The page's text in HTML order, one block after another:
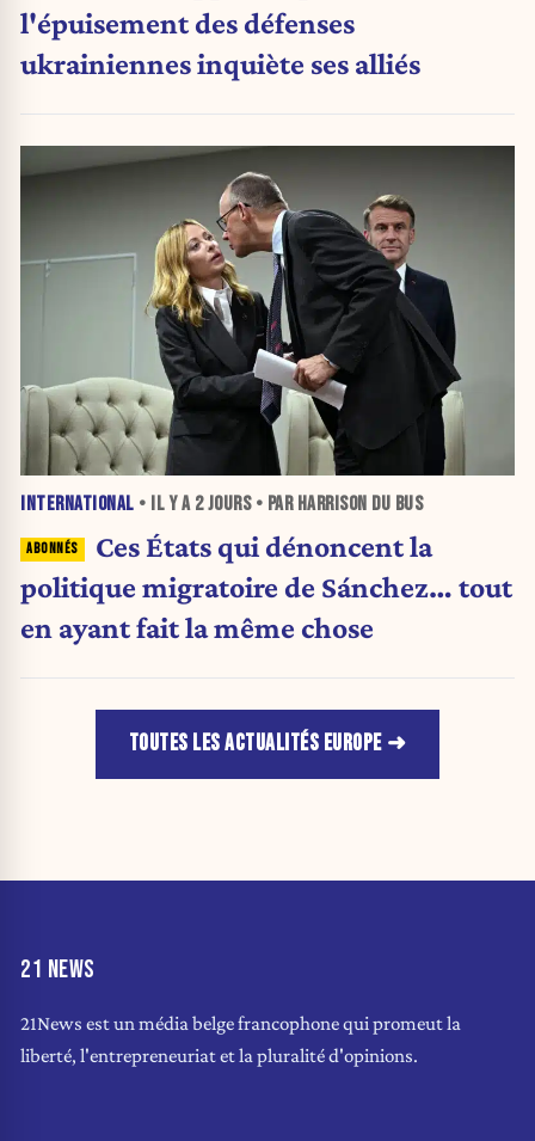
l'épuisement des défenses
ukrainiennes inquiète ses alliés
INTERNATIONAL • IL Y A 2 JOURS• PAR HARRISON DU BUS
Ces États qui dénoncent la
politique migratoire de Sánchez… tout
en ayant fait la même chose
TOUTES LES ACTUALITÉS EUROPE
21 NEWS
21News est un média belge francophone qui promeut la
liberté, l'entrepreneuriat et la pluralité d'opinions.